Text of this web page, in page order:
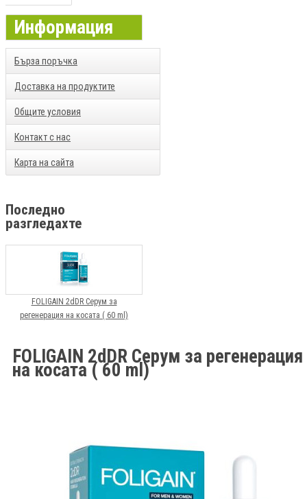
Информация
Бърза поръчка
Доставка на продуктите
Общите условия
Контакт с нас
Карта на сайта
Последно
разгледахте
FOLIGAIN 2dDR Серум за
регенерация на косата ( 60 ml)
FOLIGAIN 2dDR Серум за регенерация
на косата ( 60 ml)